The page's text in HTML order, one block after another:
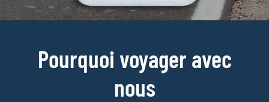
Pourquoi voyager avec
nous